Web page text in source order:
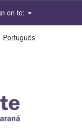
on to:
Português